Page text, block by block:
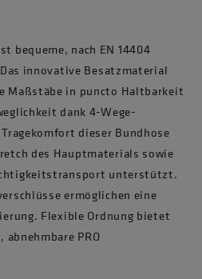
bequeme, nach EN 14404
innovative Besatzmaterial
Maßstäbe in puncto Haltbarkeit
dank 4-Wege-
dieser Bundhose
des Hauptmaterials sowie
unterstützt.
ermöglichen eine
Flexible Ordnung bietet
PRO